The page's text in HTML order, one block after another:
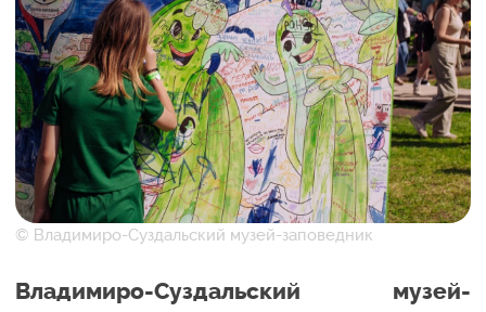
© Владимиро-Суздальский музей-заповедник
Владимиро-Суздальский музей-